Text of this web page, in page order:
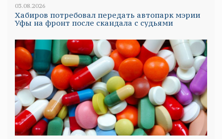
03.08.2026
Хабиров потребовал передать автопарк мэрии
Уфы на фронт после скандала с судьями